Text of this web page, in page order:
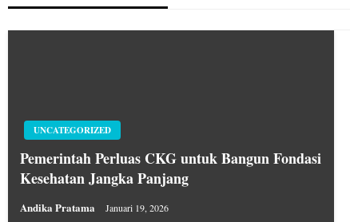
UNCATEGORIZED
Pemerintah Perluas CKG untuk Bangun Fondasi
Kesehatan Jangka Panjang
Andika Pratama Januari 19, 2026